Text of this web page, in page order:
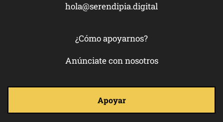
hola@serendipia.digital
¿Cómo apoyarnos?
Anúnciate con nosotros
Apoyar